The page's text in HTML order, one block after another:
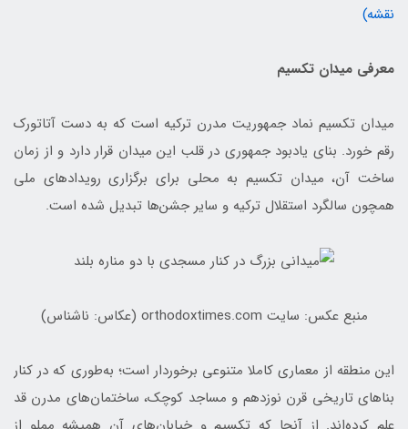
نقشه)
معرفی میدان تکسیم
میدان تکسیم نماد جمهوریت مدرن ترکیه است که به دست آتاتورک
رقم خورد. بنای یادبود جمهوری در قلب این میدان قرار دارد و از زمان
ساخت آن، میدان تکسیم به محلی برای برگزاری رویدادهای ملی
همچون سالگرد استقلال ترکیه و سایر جشن‌ها تبدیل شده است.
منبع عکس: سایت orthodoxtimes.com (عکاس: ناشناس)
این منطقه از معماری کاملا متنوعی برخوردار است؛ به‌طوری که در کنار
بناهای تاریخی قرن نوزدهم و مساجد کوچک، ساختمان‌های مدرن قد